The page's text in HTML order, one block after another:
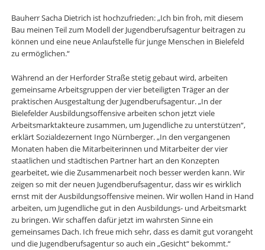
Bauherr Sacha Dietrich ist hochzufrieden: „Ich bin froh, mit diesem
Bau meinen Teil zum Modell der Jugendberufsagentur beitragen zu
können und eine neue Anlaufstelle für junge Menschen in Bielefeld
zu ermöglichen.“
Während an der Herforder Straße stetig gebaut wird, arbeiten
gemeinsame Arbeitsgruppen der vier beteiligten Träger an der
praktischen Ausgestaltung der Jugendberufsagentur. „In der
Bielefelder Ausbildungsoffensive arbeiten schon jetzt viele
Arbeitsmarktakteure zusammen, um Jugendliche zu unterstützen“,
erklärt Sozialdezernent Ingo Nürnberger. „In den vergangenen
Monaten haben die Mitarbeiterinnen und Mitarbeiter der vier
staatlichen und städtischen Partner hart an den Konzepten
gearbeitet, wie die Zusammenarbeit noch besser werden kann. Wir
zeigen so mit der neuen Jugendberufsagentur, dass wir es wirklich
ernst mit der Ausbildungsoffensive meinen. Wir wollen Hand in Hand
arbeiten, um Jugendliche gut in den Ausbildungs- und Arbeitsmarkt
zu bringen. Wir schaffen dafür jetzt im wahrsten Sinne ein
gemeinsames Dach. Ich freue mich sehr, dass es damit gut vorangeht
und die Jugendberufsagentur so auch ein „Gesicht“ bekommt.“